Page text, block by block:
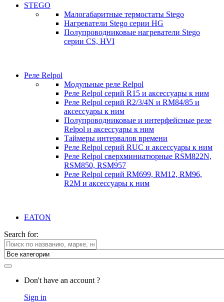
STEGO
Малогабаритные термостаты Stego
Нагреватели Stego серии HG
Полупроводниковые нагреватели Stego
серии CS, HVI
Реле Relpol
Модульные реле Relpol
Реле Relpol серий R15 и аксессуары к ним
Реле Relpol серий R2/3/4N и RM84/85 и
аксессуары к ним
Полупроводниковые и интерфейсные реле
Relpol и аксессуары к ним
Таймеры интервалов времени
Реле Relpol серий RUC и аксессуары к ним
Реле Relpol сверхминиатюрные RSM822N,
RSM850, RSM957
Реле Relpol серий RM699, RM12, RM96,
R2M и аксессуары к ним
EATON
Search for:
Don't have an account ?
Sign in